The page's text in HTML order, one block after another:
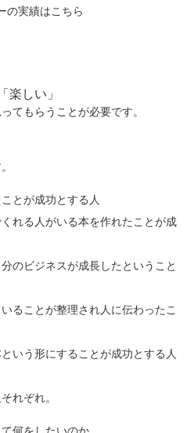
績はこちら
楽しい」
てもらうことが必要です。
とが成功とする人
れる人がいる本を作れたことが成
のビジネスが成長した ということ
ることが整理され人に伝わったこ
いう形にすることが成功とする人
れぞれ。
何をしたいのか